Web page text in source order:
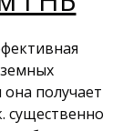
получает
существенно